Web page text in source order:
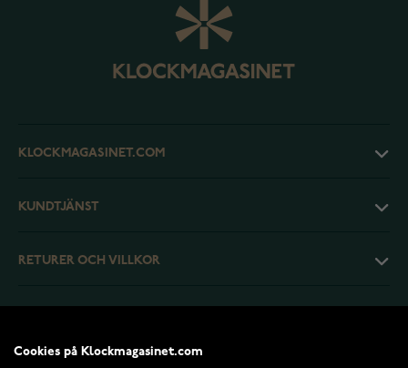
KLOCKMAGASINET.COM
KUNDTJÄNST
RETURER OCH VILLKOR
Cookies på Klockmagasinet.com